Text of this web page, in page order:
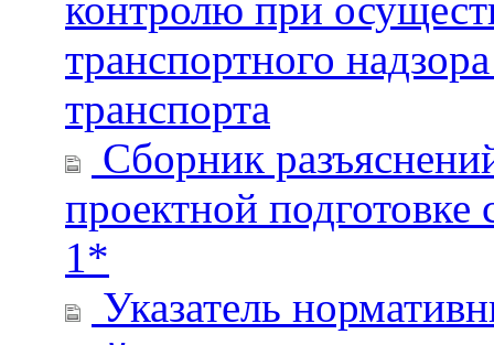
транспортного
транспорта
Сборник
проектной
1*
Указатель